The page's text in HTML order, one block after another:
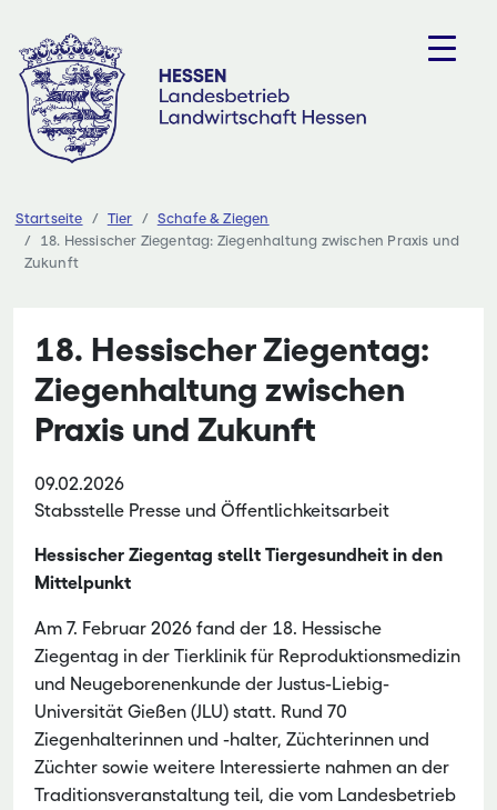
Inhalt
springen
Startseite Tier
Schafe & Ziegen
18. Hessischer Ziegentag: Ziegenhaltung zwischen Praxis und
Zukunft
18. Hessischer Ziegentag:
Ziegenhaltung zwischen
Praxis und Zukunft
09.02.2026
Stabsstelle Presse und Öffentlichkeitsarbeit
Hessischer Ziegentag stellt Tiergesundheit in den
Mittelpunkt
Am 7. Februar 2026 fand der 18. Hessische
Ziegentag in der Tierklinik für Reproduktionsmedizin
und Neugeborenenkunde der Justus-Liebig-
Universität Gießen (JLU) statt. Rund 70
Ziegenhalterinnen und -halter, Züchterinnen und
Züchter sowie weitere Interessierte nahmen an der
Traditionsveranstaltung teil, die vom Landesbetrieb